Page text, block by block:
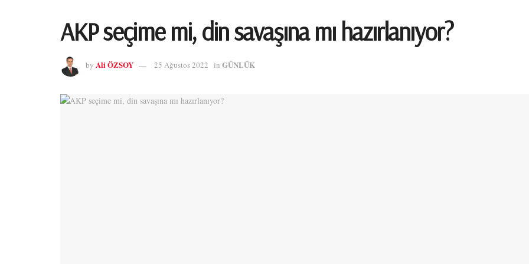
AKP seçime mi, din savaşına mı hazırlanıyor?
by Ali ÖZSOY 25 Ağustos 2022 in GÜNLÜK